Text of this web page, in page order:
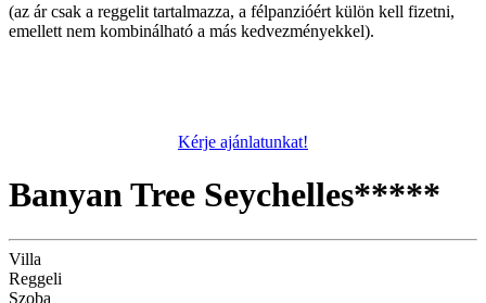
(az ár csak a reggelit tartalmazza, a félpanzióért külön kell fizetni,
emellett nem kombinálható a más kedvezményekkel).
Kérje ajánlatunkat!
Banyan Tree Seychelles*****
Villa
Reggeli
Szoba